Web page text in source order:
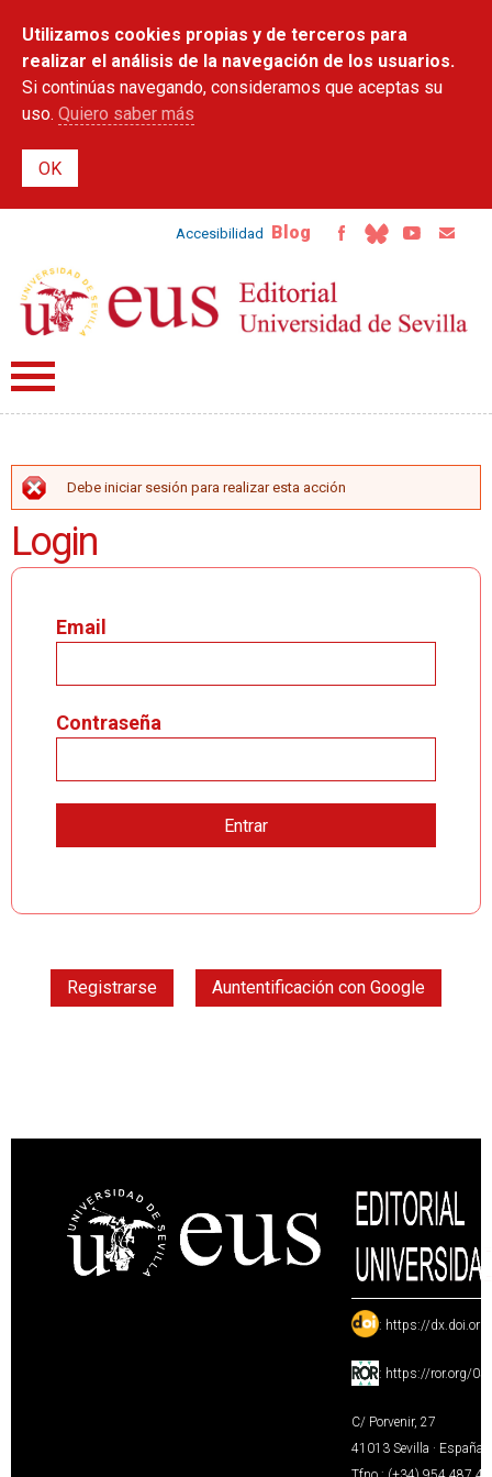
contenido
principal
Utilizamos cookies propias y de terceros para
realizar el análisis de la navegación de los usuarios.
Si continúas navegando, consideramos que aceptas su
uso. Quiero saber más
Accesibilidad Blog
MENSAJE DE ERROR
Debe iniciar sesión para realizar esta acción
Login
Email
Contraseña
Registrarse Auntentificación con Google
: https://
: https://ror.org/
C/ Porvenir, 27
41013 Sevilla · España